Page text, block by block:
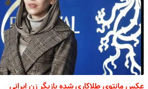
عکس مانتوی طلاکاری شده بازیگر زن ایرانی